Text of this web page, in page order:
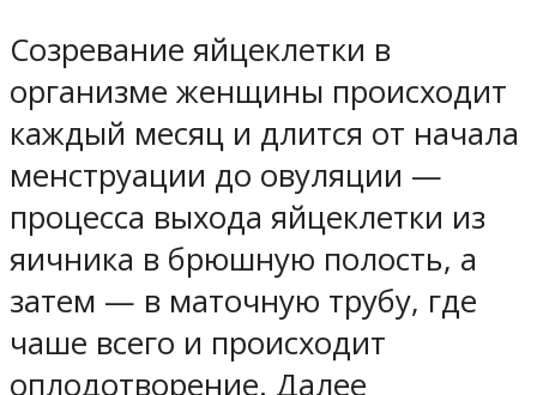
Созревание яйцеклетки в
организме женщины происходит
каждый месяц и длится от начала
менструации до овуляции —
процесса выхода яйцеклетки из
яичника в брюшную полость, а
затем — в маточную трубу, где
чаше всего и происходит
оплодотворение. Далее